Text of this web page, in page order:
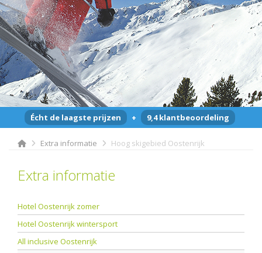
Écht de laagste prijzen + 9,4 klantbeoordeling
Extra informatie Hoog skigebied Oostenrijk
Extra informatie
Hotel Oostenrijk zomer
Hotel Oostenrijk wintersport
All inclusive Oostenrijk